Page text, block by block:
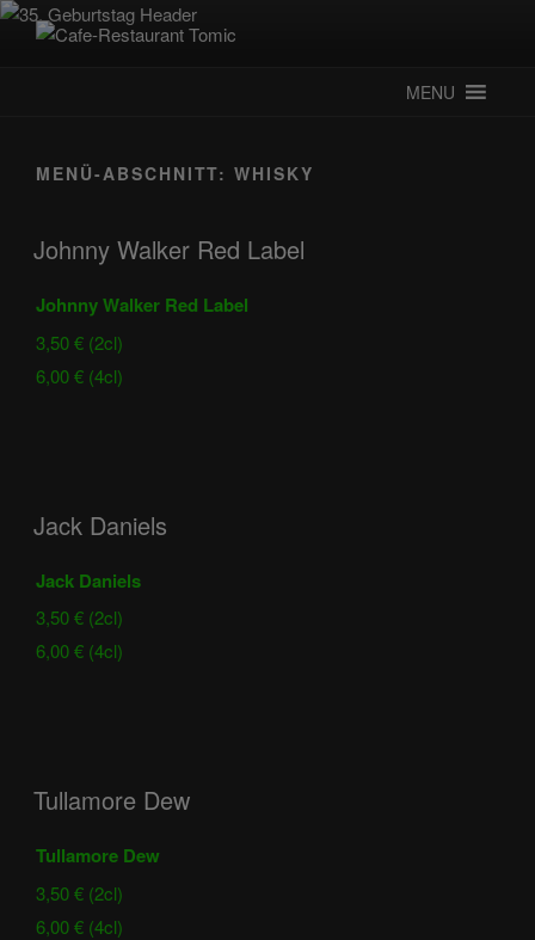
Zum
Inhalt
MENU
MENÜ-ABSCHNITT:WHISKY
Johnny Walker Red Label
Johnny Walker Red Label
3,50 € (2cl)
6,00 € (4cl)
Jack Daniels
Jack Daniels
3,50 € (2cl)
6,00 € (4cl)
Tullamore Dew
Tullamore Dew
3,50 € (2cl)
6,00 € (4cl)